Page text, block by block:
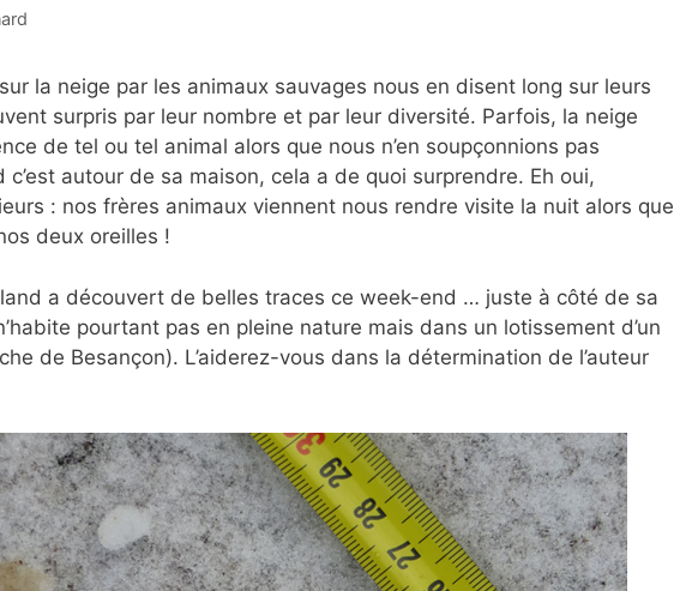
la neige par les animaux sauvages nous en disent long sur leurs
surpris par leur nombre et par leur diversité. Parfois, la neige
de tel ou tel animal alors que nous n’en soupçonnions pas
c’est autour de sa maison, cela a de quoi surprendre. Eh oui,
: nos frères animaux viennent nous rendre visite la nuit alors que
deux oreilles !
a découvert de belles traces ce week-end … juste à côté de sa
pourtant pas en pleine nature mais dans un lotissement d’un
de Besançon). L’aiderez-vous dans la détermination de l’auteur